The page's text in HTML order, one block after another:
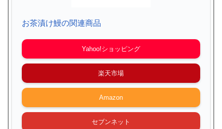
お茶漬け鰻の関連商品
Yahoo!ショッピング
楽天市場
Amazon
セブンネット